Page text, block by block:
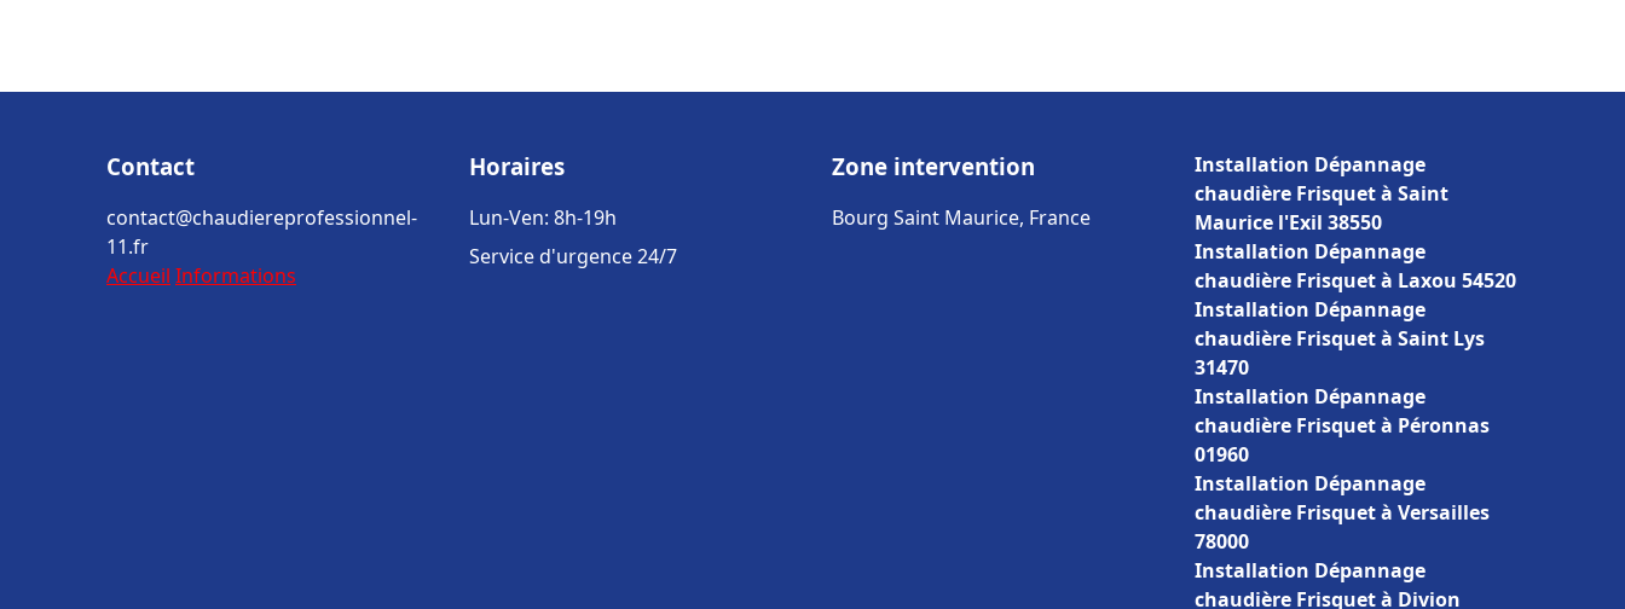
Contact
contact@chaudiereprofessionnel-
11.fr
Accueil Informations
Horaires
Lun-Ven: 8h-19h
Service d'urgence 24/7
Zone intervention
Bourg Saint Maurice, France
Installation Dépannage
chaudière Frisquet à Saint
Maurice l'Exil 38550
Installation Dépannage
chaudière Frisquet à Laxou 54520
Installation Dépannage
chaudière Frisquet à Saint Lys
31470
Installation Dépannage
chaudière Frisquet à Péronnas
01960
Installation Dépannage
chaudière Frisquet à Versailles
78000
Installation Dépannage
chaudière Frisquet à Divion